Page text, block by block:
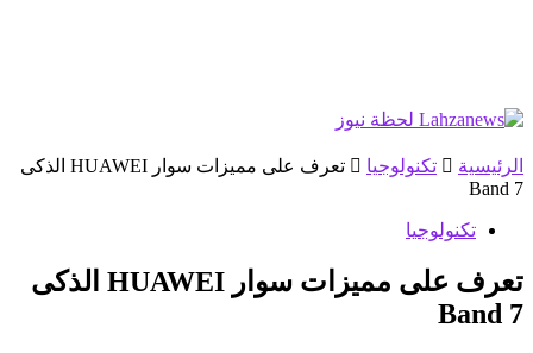
الرئيسية تكنولوجيا
تعرف على مميزات سوار HUAWEI الذكى
Band 7
تكنولوجيا
تعرف على مميزات سوار HUAWEI الذكى
Band 7